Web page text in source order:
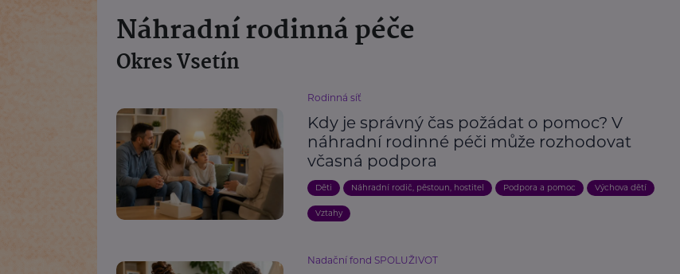
Náhradní rodinná péče
Okres Vsetín
Rodinná síť
Kdy je správný čas požádat o pomoc? V
náhradní rodinné péči může rozhodovat
včasná podpora
Děti Náhradní rodič, pěstoun, hostitel Podpora a pomoc Výchova dětí
Vztahy
Nadační fond SPOLUŽIVOT